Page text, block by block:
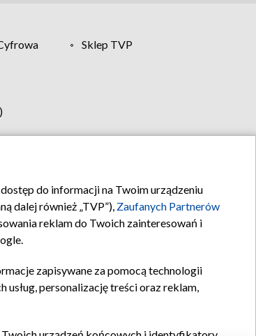
Sklep TVP
do informacji na Twoim urządzeniu
dalej również „TVP”), Zaufanych Partnerów
reklam do Twoich zainteresowań i
zapisywane za pomocą technologii
personalizację treści oraz reklam,